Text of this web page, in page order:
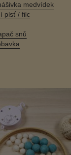
medvídek
plsť / filc
snů